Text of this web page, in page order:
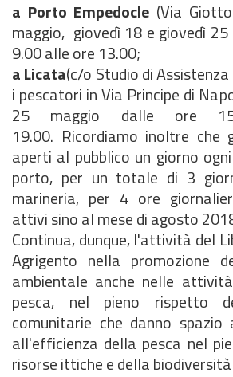
a Porto Empedocle (Via
maggio, giovedì 18 e giovedì
9.00 alle ore 13.00;
a Licata(c/o Studio di
i pescatori in Via Principe di
25 maggio dalle ore
19.00. Ricordiamo inoltre che
aperti al pubblico un giorno
porto, per un totale di 3
marineria, per 4 ore
attivi sino al mese di agosto
Continua, dunque, l'attività del
Agrigento nella promozione
ambientale anche nelle
pesca, nel pieno rispetto
comunitarie che danno spazio
all'efficienza della pesca nel
risorse ittiche e della